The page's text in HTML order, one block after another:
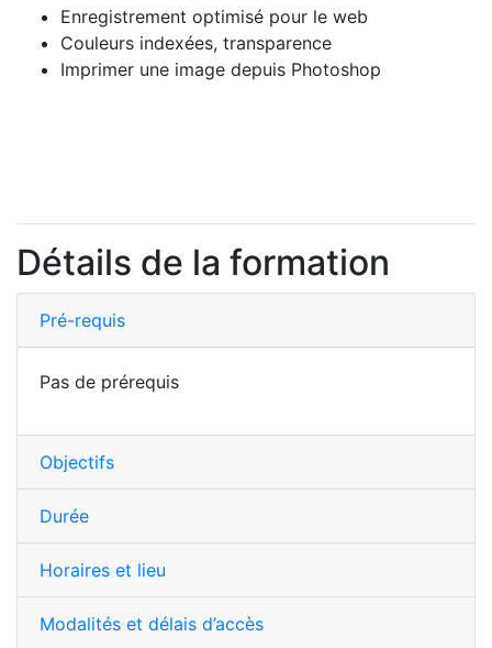
Enregistrement optimisé pour le web
Couleurs indexées, transparence
Imprimer une image depuis Photoshop
Détails de la formation
Pré-requis
Pas de prérequis
Objectifs
Durée
Horaires et lieu
Modalités et délais d’accès